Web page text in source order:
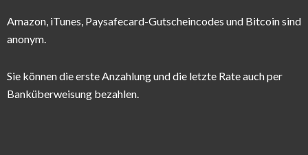
Amazon, iTunes, Paysafecard-Gutscheincodes und Bitcoin sind
anonym.
Sie können die erste Anzahlung und die letzte Rate auch per
Banküberweisung bezahlen.